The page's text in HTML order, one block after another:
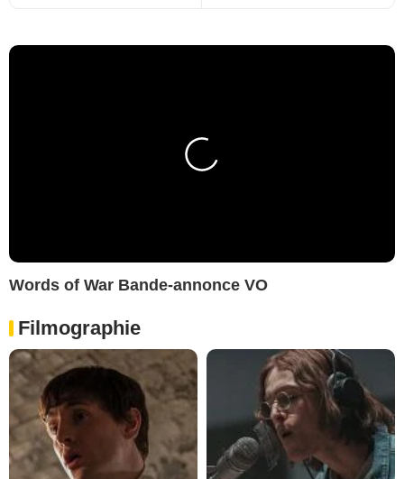
Words of War Bande-annonce VO
Filmographie